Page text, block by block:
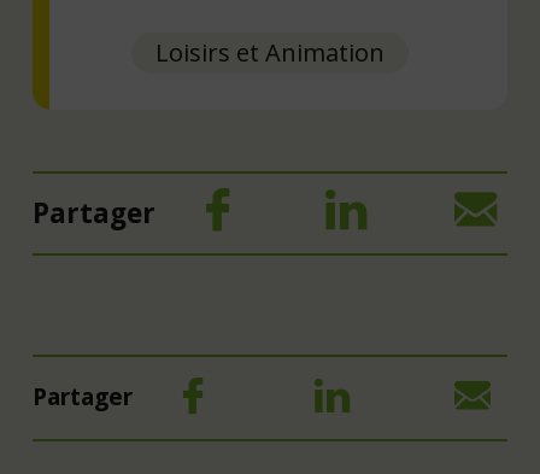
Loisirs et Animation
Partager
Partager